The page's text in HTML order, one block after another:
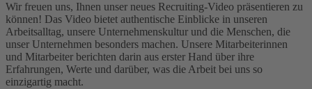
Wir freuen uns, Ihnen unser neues Recruiting-Video präsentieren zu
können! Das Video bietet authentische Einblicke in unseren
Arbeitsalltag, unsere Unternehmenskultur und die Menschen, die
unser Unternehmen besonders machen. Unsere Mitarbeiterinnen
und Mitarbeiter berichten darin aus erster Hand über ihre
Erfahrungen, Werte und darüber, was die Arbeit bei uns so
einzigartig macht.